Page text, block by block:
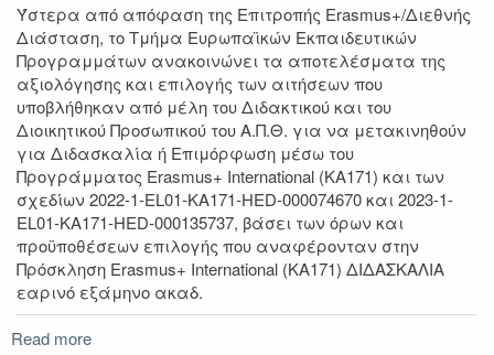
Ύστερα από απόφαση της Επιτροπής Erasmus+/Διεθνής
Διάσταση, το Τμήμα Ευρωπαϊκών Εκπαιδευτικών
Προγραμμάτων ανακοινώνει τα αποτελέσματα της
αξιολόγησης και επιλογής των αιτήσεων που
υποβλήθηκαν από μέλη του Διδακτικού και του
Διοικητικού Προσωπικού του Α.Π.Θ. για να μετακινηθούν
για Διδασκαλία ή Επιμόρφωση μέσω του
Προγράμματος Erasmus+ International (KA171) και των
σχεδίων 2022-1-EL01-KA171-HED-000074670 και 2023-1-
EL01-KA171-HED-000135737, βάσει των όρων και
προϋποθέσεων επιλογής που αναφέρονταν στην
Πρόσκληση Erasmus+ International (KA171) ΔΙΔΑΣΚΑΛΙΑ
εαρινό εξάμηνο ακαδ.
Read more